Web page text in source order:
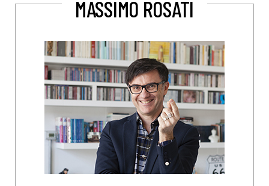
MASSIMO ROSATI